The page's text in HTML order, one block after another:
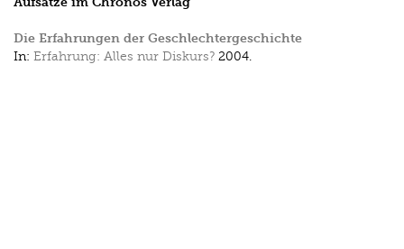
Die Erfahrungen der Geschlechtergeschichte
In: Erfahrung: Alles nur Diskurs? 2004.